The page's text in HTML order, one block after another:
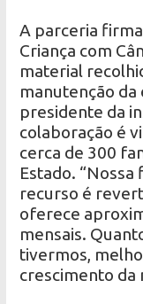
A parceria
Criança com
material
manutenção da
presidente da
colaboração é
cerca de 300
Estado. “Nossa
recurso é
oferece
mensais.
tivermos,
crescimento da